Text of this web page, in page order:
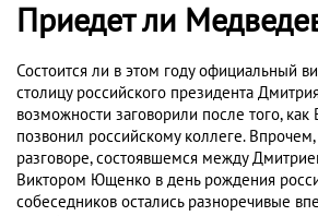
Приедет ли
Состоится ли в этом году официальный
столицу российского президента
возможности заговорили после того,
позвонил российскому коллеге.
разговоре, состоявшемся между
Виктором Ющенко в день рождения
собеседников остались разноречивые